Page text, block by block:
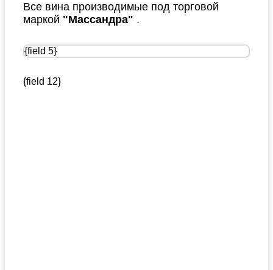
Все вина производимые под торговой
маркой "Массандра" .
{field 5}
{field 12}